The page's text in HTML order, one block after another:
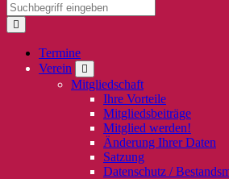
Termine
Verein
Mitgliedschaft
Ihre Vorteile
Mitgliedsbeiträge
Mitglied werden!
Änderung Ihrer Daten
Satzung
Datenschutz /